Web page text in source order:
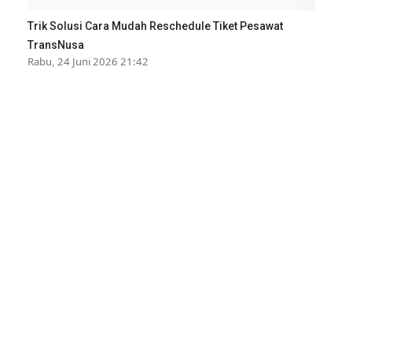
Trik Solusi Cara Mudah Reschedule Tiket Pesawat
TransNusa
Rabu, 24 Juni 2026 21:42